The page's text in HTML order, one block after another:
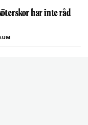
har inte råd